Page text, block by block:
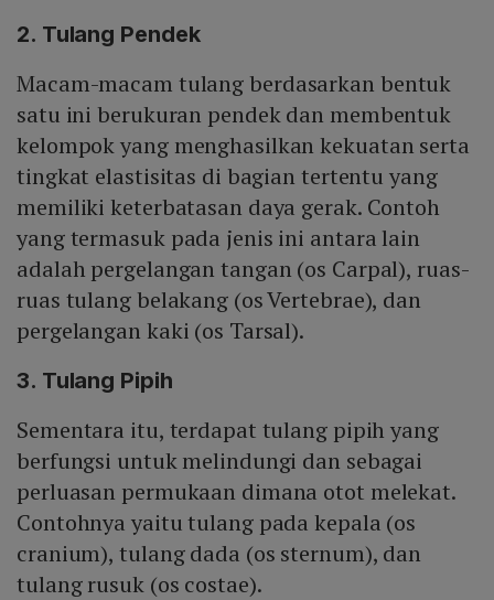
2. Tulang Pendek
Macam-macam tulang berdasarkan bentuk
satu ini berukuran pendek dan membentuk
kelompok yang menghasilkan kekuatan serta
tingkat elastisitas di bagian tertentu yang
memiliki keterbatasan daya gerak. Contoh
yang termasuk pada jenis ini antara lain
adalah pergelangan tangan (os Carpal), ruas-
ruas tulang belakang (os Vertebrae), dan
pergelangan kaki (os Tarsal).
3. Tulang Pipih
Sementara itu, terdapat tulang pipih yang
berfungsi untuk melindungi dan sebagai
perluasan permukaan dimana otot melekat.
Contohnya yaitu tulang pada kepala (os
cranium), tulang dada (os sternum), dan
tulang rusuk (os costae).